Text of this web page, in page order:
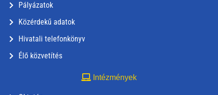
Pályázatok
Közérdekű adatok
Hivatali telefonkönyv
Élő közvetítés
Intézmények